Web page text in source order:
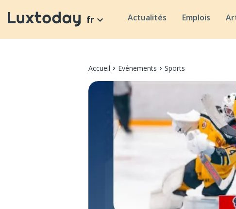
fr Actualités Emplois
Accueil Evénements Sports